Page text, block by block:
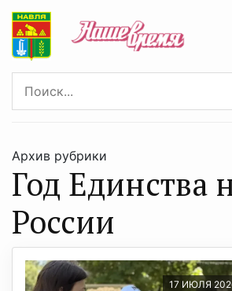
Архив рубрики
Год Единства
России
17 ИЮЛЯ